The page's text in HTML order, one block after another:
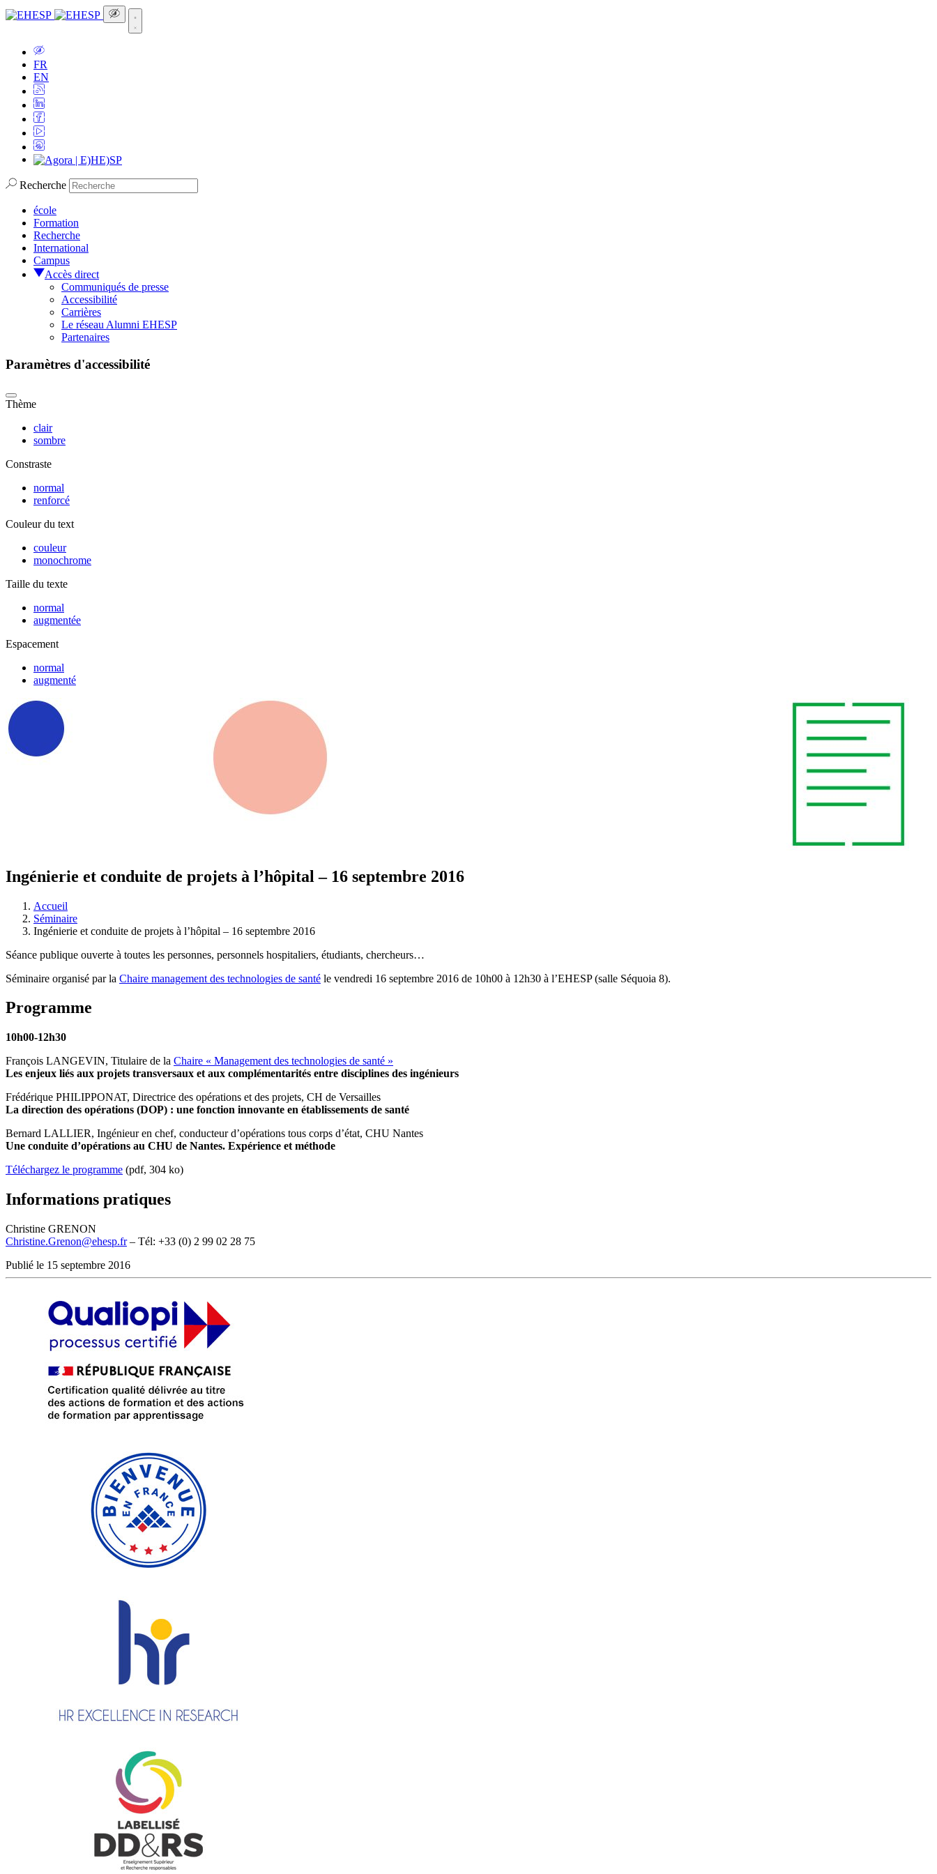
FR
EN
Recherche
école
Formation
Recherche
International
Campus
Accès direct
Communiqués de presse
Accessibilité
Carrières
Le réseau Alumni EHESP
Partenaires
Paramètres d'accessibilité
Thème
clair
sombre
Constraste
normal
renforcé
Couleur du text
couleur
monochrome
Taille du texte
normal
augmentée
Espacement
normal
augmenté
Ingénierie et conduite de projets à l’hôpital – 16 septembre 2016
Accueil
Séminaire
Ingénierie et conduite de projets à l’hôpital – 16 septembre 2016
Séance publique ouverte à toutes les personnes, personnels hospitaliers, étudiants, chercheurs…
Séminaire organisé par la Chaire management des technologies de santé le vendredi 16 septembre 2016 de 10h00 à 12h30 à l’EHESP (salle Séquoia 8).
Programme
10h00-12h30
François LANGEVIN, Titulaire de la Chaire « Management des technologies de santé »
Les enjeux liés aux projets transversaux et aux complémentarités entre disciplines des ingénieurs
Frédérique PHILIPPONAT, Directrice des opérations et des projets, CH de Versailles
La direction des opérations (DOP) : une fonction innovante en établissements de santé
Bernard LALLIER, Ingénieur en chef, conducteur d’opérations tous corps d’état, CHU Nantes
Une conduite d’opérations au CHU de Nantes. Expérience et méthode
Téléchargez le programme (pdf, 304 ko)
Informations pratiques
Christine GRENON
Christine.Grenon@ehesp.fr– Tél: +33 (0) 2 99 02 28 75
Publié le 15 septembre 2016